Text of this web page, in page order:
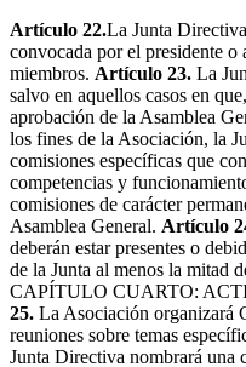
Artículo 22.La Junta
convocada por el presidente o
miembros. Artículo 23. La
salvo en aquellos casos en
aprobación de la Asamblea
los fines de la Asociación, la
comisiones específicas que
competencias y
comisiones de carácter
Asamblea General. Artículo
deberán estar presentes o
de la Junta al menos la mitad
CAPÍTULO CUARTO:
25. La Asociación organizará
reuniones sobre temas
Junta Directiva nombrará una